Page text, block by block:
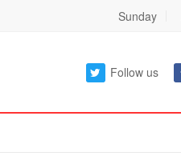
Sunday
Follow us